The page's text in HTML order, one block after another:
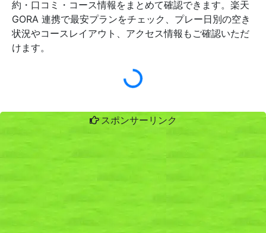
約・口コミ・コース情報をまとめて確認できます。楽天
GORA 連携で最安プランをチェック、プレー日別の空き
状況やコースレイアウト、アクセス情報もご確認いただ
けます。
スポンサーリンク